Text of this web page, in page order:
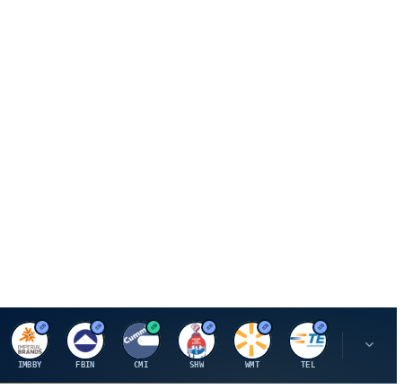
I
IMBBY
F
FBIN
C
CMI
S
SHW
W
WMT TEL
M